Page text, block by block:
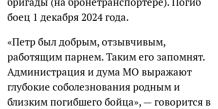
боец 1 декабря 2024 года.
«Петр был добрым, отзывчивым,
работящим парнем. Таким его запомнят.
Администрация и дума МО выражают
глубокие соболезнования родным и
близким погибшего бойца», — говорится в